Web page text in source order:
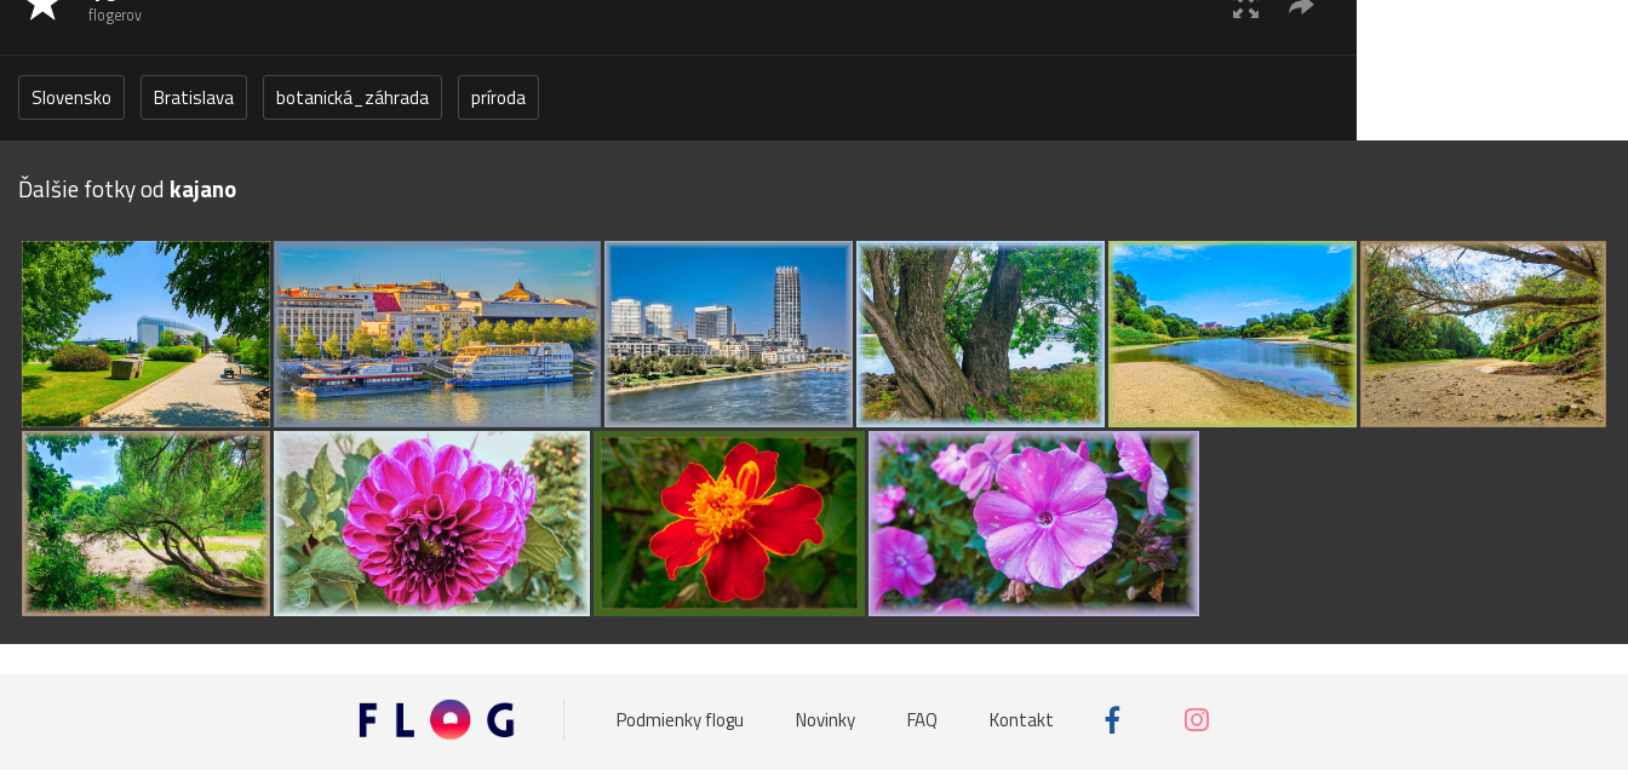
flogerov
Slovensko Bratislava botanická_záhrada príroda
Ďalšie fotky od kajano
Podmienky flogu Novinky FAQ Kontakt